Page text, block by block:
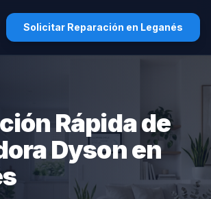
Solicitar Reparación en Leganés
Rápida de
Dyson en